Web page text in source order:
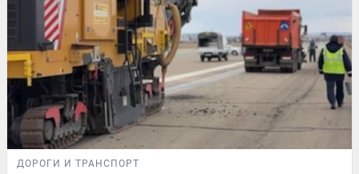
ДОРОГИ И ТРАНСПОРТ